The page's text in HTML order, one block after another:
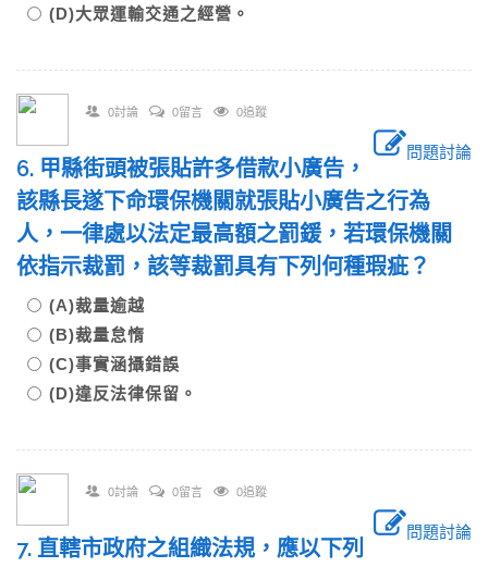
(D)大眾運輸交通之經營。
0討論 0留言 0追蹤
問題討論
6. 甲縣街頭被張貼許多借款小廣告，
該縣長遂下命環保機關就張貼小廣告之行為
人，一律處以法定最高額之罰鍰，若環保機關
依指示裁罰，該等裁罰具有下列何種瑕疵？
(A)裁量逾越
(B)裁量怠惰
(C)事實涵攝錯誤
(D)違反法律保留。
0討論 0留言 0追蹤
問題討論
7. 直轄市政府之組織法規，應以下列